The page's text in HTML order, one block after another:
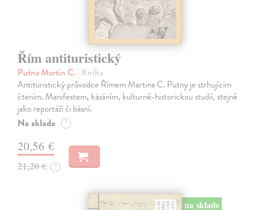
Řím antituristický
Putna Martin C. | Kniha
Antituristický průvodce Římem Martina C. Putny je strhujícím
čtením. Manifestem, kázáním, kulturně-historickou studií, stejně
jako reportáží či básní.
Na sklade ?
20,56 €
21,20 € ?
na sklade